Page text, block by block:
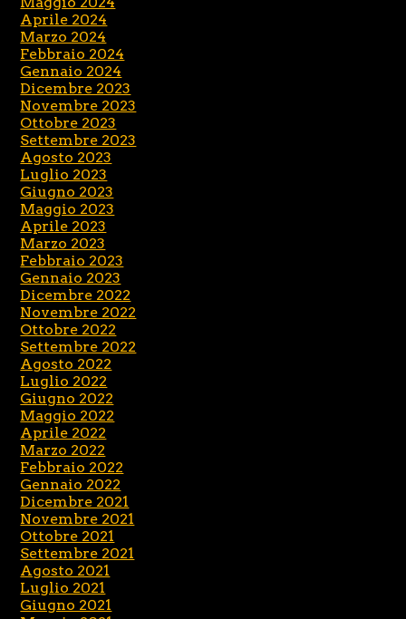
Aprile 2024
Marzo 2024
Febbraio 2024
Gennaio 2024
Dicembre 2023
Novembre 2023
Ottobre 2023
Settembre 2023
Agosto 2023
Luglio 2023
Giugno 2023
Maggio 2023
Aprile 2023
Marzo 2023
Febbraio 2023
Gennaio 2023
Dicembre 2022
Novembre 2022
Ottobre 2022
Settembre 2022
Agosto 2022
Luglio 2022
Giugno 2022
Maggio 2022
Aprile 2022
Marzo 2022
Febbraio 2022
Gennaio 2022
Dicembre 2021
Novembre 2021
Ottobre 2021
Settembre 2021
Agosto 2021
Luglio 2021
Giugno 2021